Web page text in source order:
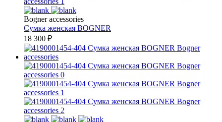
Bogner accessories
Сумка женская BOGNER
18 300 ₽